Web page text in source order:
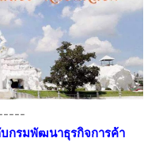
กรมพัฒนาธุรกิจการค้า